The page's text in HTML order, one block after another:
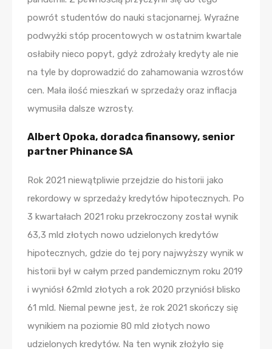
powrót studentów do nauki stacjonarnej. Wyraźne
podwyżki stóp procentowych w ostatnim kwartale
osłabiły nieco popyt, gdyż zdrożały kredyty ale nie
na tyle by doprowadzić do zahamowania wzrostów
cen. Mała ilość mieszkań w sprzedaży oraz inflacja
wymusiła dalsze wzrosty.
Albert Opoka, doradca finansowy, senior
partner Phinance SA
Rok 2021 niewątpliwie przejdzie do historii jako
rekordowy w sprzedaży kredytów hipotecznych. Po
3 kwartałach 2021 roku przekroczony został wynik
63,3 mld złotych nowo udzielonych kredytów
hipotecznych, gdzie do tej pory najwyższy wynik w
historii był w całym przed pandemicznym roku 2019
i wyniósł 62mld złotych a rok 2020 przyniósł blisko
61 mld. Niemal pewne jest, że rok 2021 skończy się
wynikiem na poziomie 80 mld złotych nowo
udzielonych kredytów. Na ten wynik złożyło się